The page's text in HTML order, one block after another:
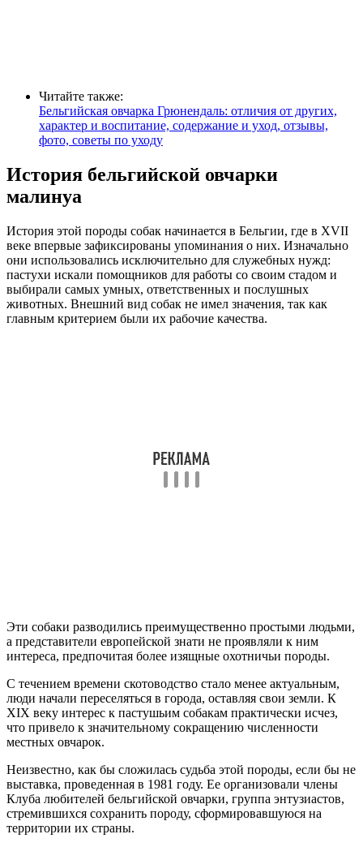
Читайте также:
Бельгийская овчарка Грюнендаль: отличия от других,
характер и воспитание, содержание и уход, отзывы,
фото, советы по уходу
История бельгийской овчарки
малинуа
История этой породы собак начинается в Бельгии, где в XVII
веке впервые зафиксированы упоминания о них. Изначально
они использовались исключительно для служебных нужд:
пастухи искали помощников для работы со своим стадом и
выбирали самых умных, ответственных и послушных
животных. Внешний вид собак не имел значения, так как
главным критерием были их рабочие качества.
Эти собаки разводились преимущественно простыми людьми,
а представители европейской знати не проявляли к ним
интереса, предпочитая более изящные охотничьи породы.
С течением времени скотоводство стало менее актуальным,
люди начали переселяться в города, оставляя свои земли. К
XIX веку интерес к пастушьим собакам практически исчез,
что привело к значительному сокращению численности
местных овчарок.
Неизвестно, как бы сложилась судьба этой породы, если бы не
выставка, проведенная в 1981 году. Ее организовали члены
Клуба любителей бельгийской овчарки, группа энтузиастов,
стремившихся сохранить породу, сформировавшуюся на
территории их страны.